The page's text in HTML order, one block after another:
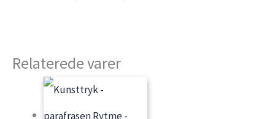
Relaterede varer